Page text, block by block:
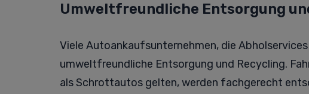
Umweltfreundliche Entsorgung
Viele Autoankaufsunternehmen, die
umweltfreundliche Entsorgung und Recycling.
als Schrottautos gelten, werden fachgerecht